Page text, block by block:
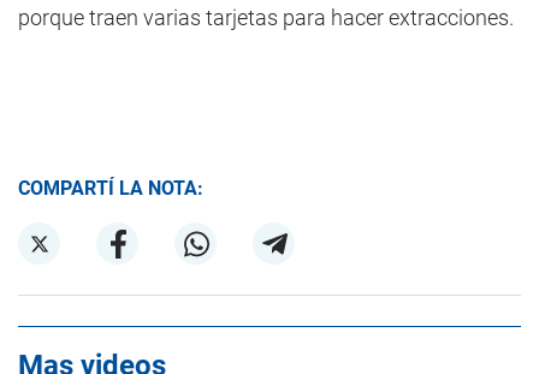
porque traen varias tarjetas para hacer extracciones.
COMPARTÍ LA NOTA:
Mas videos